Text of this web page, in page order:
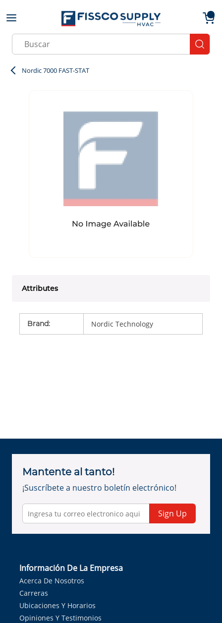
Skip to main content
Site Search
Nordic 7000 FAST-STAT
Attributes
Brand: Nordic Technology
Mantente al tanto!
¡Suscríbete a nuestro boletín electrónico!
Sign Up
Información De La Empresa
Acerca De Nosotros
Carreras
Ubicaciones Y Horarios
Opiniones Y Testimonios